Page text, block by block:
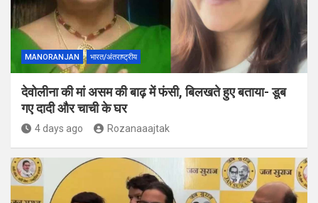
MANORANJAN भारत/अंतराष्ट्रीय
देवोलीना की मां असम की बाढ़ में फंसी, बिलखते हुए बताया- डूब
गए दादी और चाची के घर
4 days ago Rozanaaajtak